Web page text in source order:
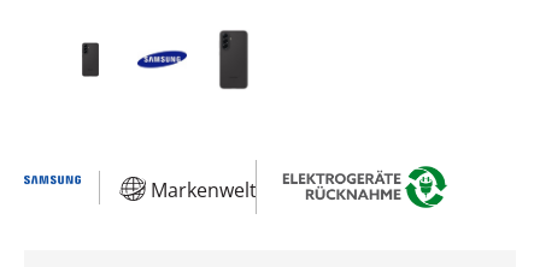
Markenwelt